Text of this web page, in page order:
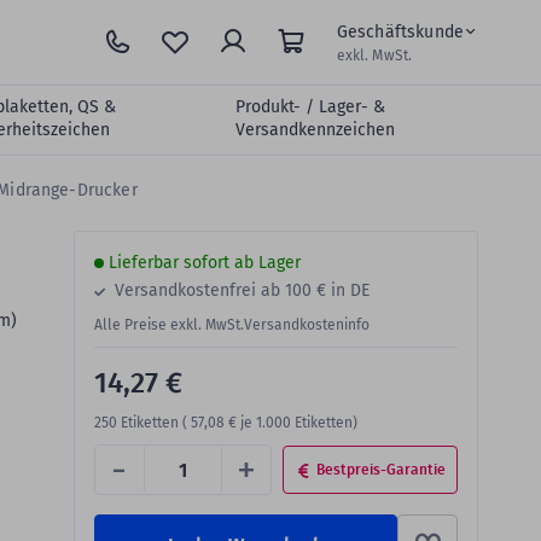
Geschäftskunde
exkl. MwSt.
QS &
Produkt- / Lager- &
Versandkennzeichen
Drucker
Lieferbar sofort ab Lager
Versandkostenfrei ab 100 € in DE
Alle Preise exkl. MwSt.Versandkosteninfo
- + Bestpreis-Garantie
14,27 €
250 Etiketten ( 57,08 € je 1.000 Etiketten)